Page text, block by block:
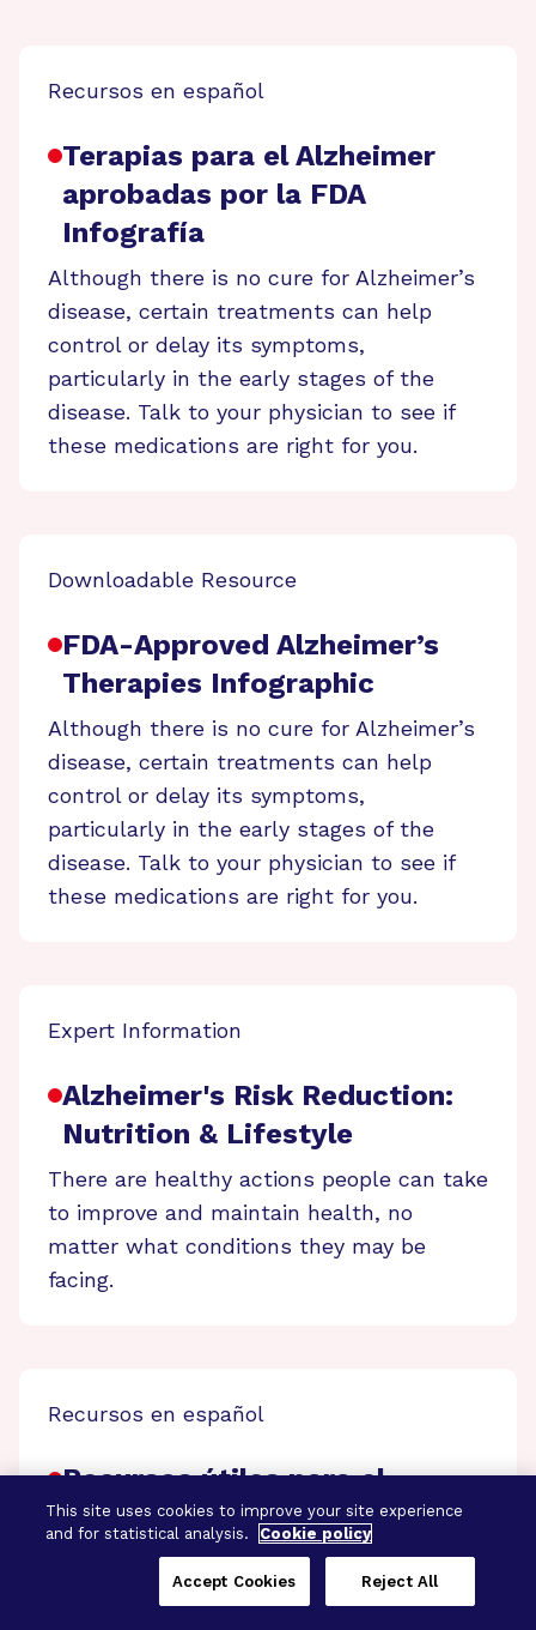
Recursos en español
Terapias para el Alzheimer
aprobadas por la FDA
Infografía
Although there is no cure for Alzheimer’s
disease, certain treatments can help
control or delay its symptoms,
particularly in the early stages of the
disease. Talk to your physician to see if
these medications are right for you.
Downloadable Resource
FDA-Approved Alzheimer’s
Therapies Infographic
Although there is no cure for Alzheimer’s
disease, certain treatments can help
control or delay its symptoms,
particularly in the early stages of the
disease. Talk to your physician to see if
these medications are right for you.
Expert Information
Alzheimer's Risk Reduction:
Nutrition & Lifestyle
There are healthy actions people can take
to improve and maintain health, no
matter what conditions they may be
facing.
Recursos en español
Recursos útiles para el
cuidado del Alzheimer y la
demencia
Una lista de recursos de la enfermedad
This site uses cookies to improve your site experience
and for statistical analysis.
Cookie policy
Reject All
Accept Cookies